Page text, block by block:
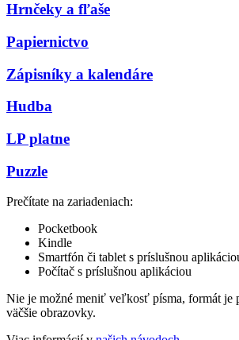
Hrnčeky a fľaše
Papiernictvo
Zápisníky a kalendáre
Hudba
LP platne
Puzzle
Prečítate na zariadeniach:
Pocketbook
Kindle
Smartfón či tablet s príslušnou
Počítač s príslušnou aplikáciou
Nie je možné meniť veľkosť písma, formát je
väčšie obrazovky.